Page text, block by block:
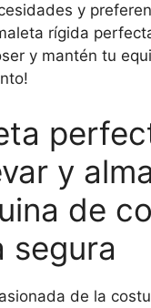
y
rígida
y mantén tu
y
de
segura
de la